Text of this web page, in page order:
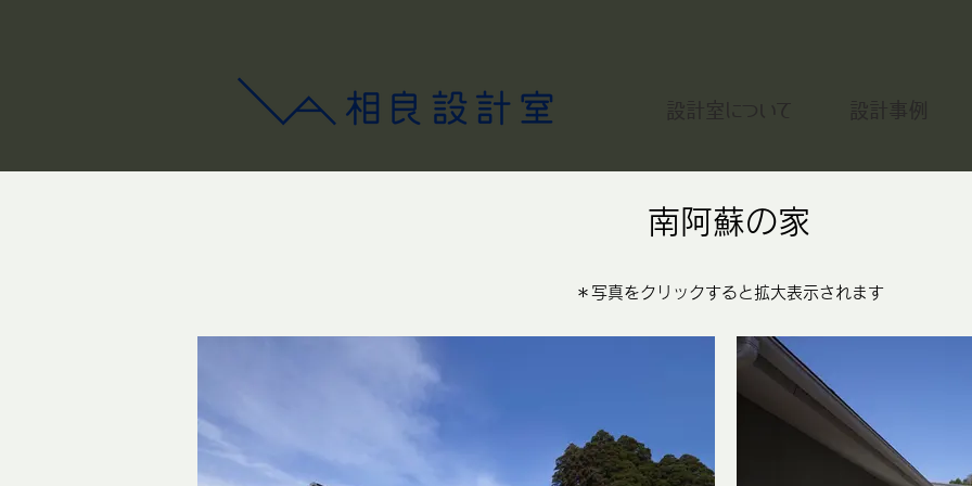
設計室について 設計事例
南阿蘇の家
＊ 写真をクリックすると拡大表示されます